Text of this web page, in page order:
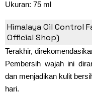
Ukuran: 75 ml
4. Himalaya
Himalaya Oil Control
Official Shop)
Terakhir,
Pembersih wajah ini
dan menjadikan kulit
hari.